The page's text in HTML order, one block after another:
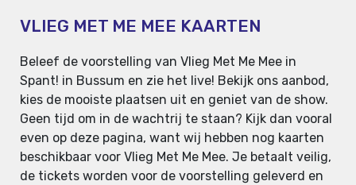
VLIEG MET ME MEE KAARTEN
Beleef de voorstelling van Vlieg Met Me Mee in
Spant! in Bussum en zie het live! Bekijk ons aanbod,
kies de mooiste plaatsen uit en geniet van de show.
Geen tijd om in de wachtrij te staan? Kijk dan vooral
even op deze pagina, want wij hebben nog kaarten
beschikbaar voor Vlieg Met Me Mee. Je betaalt veilig,
de tickets worden voor de voorstelling geleverd en